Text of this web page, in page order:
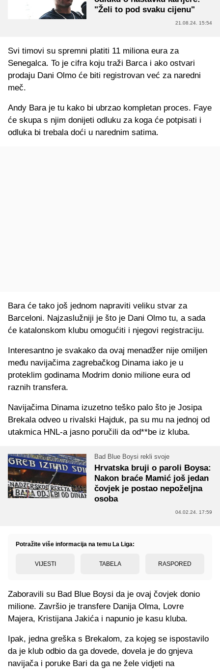
"Želi to pod svaku cijenu"
21.08.24. 15:54
Svi timovi su spremni platiti 11 miliona eura za
Senegalca. To je cifra koju traži Barca i ako ostvari
prodaju Dani Olmo će biti registrovan već za naredni
meč.
Andy Bara je tu kako bi ubrzao kompletan proces. Faye
će skupa s njim donijeti odluku za koga će potpisati i
odluka bi trebala doći u narednim satima.
Bara će tako još jednom napraviti veliku stvar za
Barceloni. Najzaslužniji je što je Dani Olmo tu, a sada
će katalonskom klubu omogućiti i njegovi registraciju.
Interesantno je svakako da ovaj menadžer nije omiljen
među navijačima zagrebačkog Dinama iako je u
proteklim godinama Modrim donio milione eura od
raznih transfera.
Navijačima Dinama izuzetno teško palo što je Josipa
Brekala odveo u rivalski Hajduk, pa su mu na jednoj od
utakmica HNL-a jasno poručili da od**be iz kluba.
Bad Blue Boysi rekli svoje
Hrvatska bruji o paroli Boysa:
Nakon braće Mamić još jedan
čovjek je postao nepoželjna
osoba
04.02.24. 17:59
Potražite više informacija na temu La Liga:
VIJESTI TABELA RASPORED
Zaboravili su Bad Blue Boysi da je ovaj čovjek donio
milione. Završio je transfere Danija Olma, Lovre
Majera, Kristijana Jakića i napunio je kasu kluba.
Ipak, jedna greška s Brekalom, za kojeg se ispostavilo
da je klub odbio da ga dovede, dovela je do gnjeva
navijača i poruke Bari da ga ne žele vidjeti na